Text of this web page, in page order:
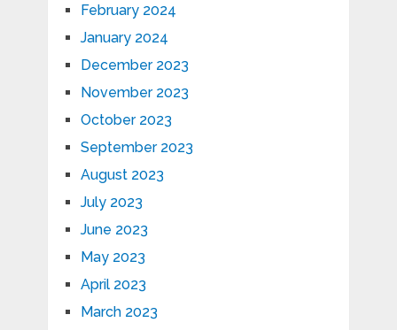
February 2024
January 2024
December 2023
November 2023
October 2023
September 2023
August 2023
July 2023
June 2023
May 2023
April 2023
March 2023